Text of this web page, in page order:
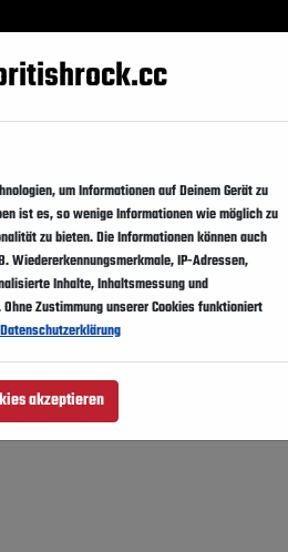
Michael Franti &
um Informationen auf Deinem Gerät zu
ist es, so wenige Informationen wie möglich zu
zu bieten. Die Informationen können auch
Wiedererkennungsmerkmale, IP-Adressen,
Inhalte, Inhaltsmessung und
Zustimmung unserer Cookies funktioniert
Datenschutzerklärung
akzeptieren